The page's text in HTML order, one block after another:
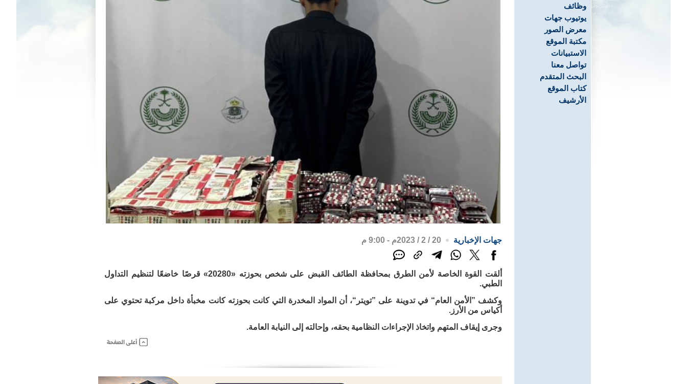
وظائف
يوتيوب جهات
معرض الصور
مكتبة الموقع
الاستبيانات
تواصل معنا
البحث المتقدم
كتاب الموقع
الأرشيف
جهات الإخبارية 20 / 2 / 2023م - 9:00 م
ألقت القوة الخاصة لأمن الطرق بمحافظة الطائف القبض على شخص بحوزته «20280» قرصًا خاضعًا لتنظيم التداول
الطبي.
وكشف ”الأمن العام“ في تدوينة على ”تويتر“، أن المواد المخدرة التي كانت بحوزته كانت مخبأة داخل مركبة تحتوي على
أكياس من الأرز.
وجرى إيقاف المتهم واتخاذ الإجراءات النظامية بحقه، وإحالته إلى النيابة العامة.